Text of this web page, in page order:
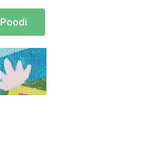
Poodi